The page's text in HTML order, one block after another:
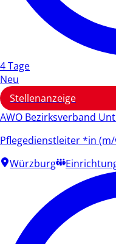
4 Tage
Neu
Stellenanzeige
AWO Bezirksverband
Pflegedienstleiter *in (m/
Würzburg